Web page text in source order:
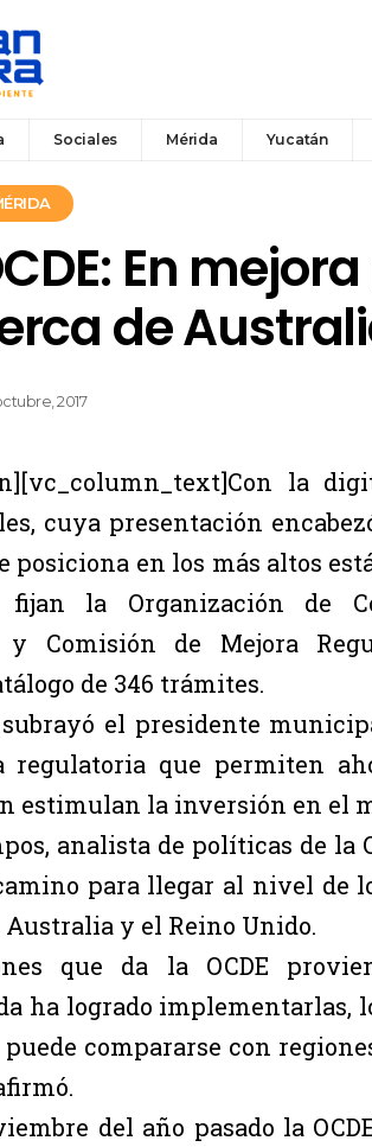
Sociales Mérida Yucatán
En
de
2017
la
cuya presentación
posiciona en los más altos
la Organización de
y Comisión de Mejora
de 346 trámites.
el presidente
regulatoria que permiten
estimulan la inversión en el
analista de políticas de la
para llegar al nivel de
y el Reino Unido.
que da la OCDE
ha logrado implementarlas,
compararse con
del año pasado la